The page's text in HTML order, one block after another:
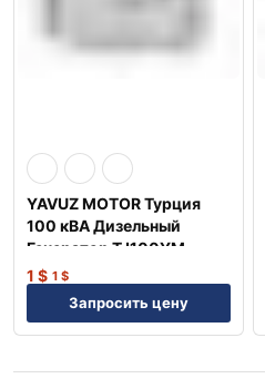
YAVUZ MOTOR Турция
100 кВА Дизельный
Генератор TJ100YM
1 $ 1 $
Запросить цену